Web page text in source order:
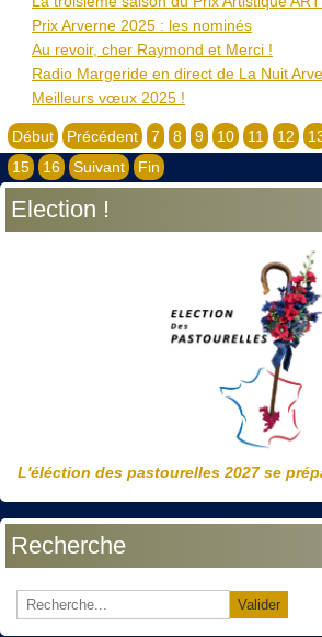
Prix Arverne 2025 : les nominés
Au revoir, cher Raymond et Merci !
Radio Margeride en direct de La Nuit
Meilleurs vœux 2025 !
Début Précédent 7 8 9 10 11 12
15
16 Suivant Fin
Election !
L'éléction des pastourelles 2027 se
Recherche
Valider